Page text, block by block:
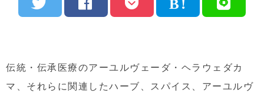
伝統・伝承医療のアーユルヴェーダ・ヘラウェダカ
マ、それらに関連したハーブ、スパイス、アーユルヴ